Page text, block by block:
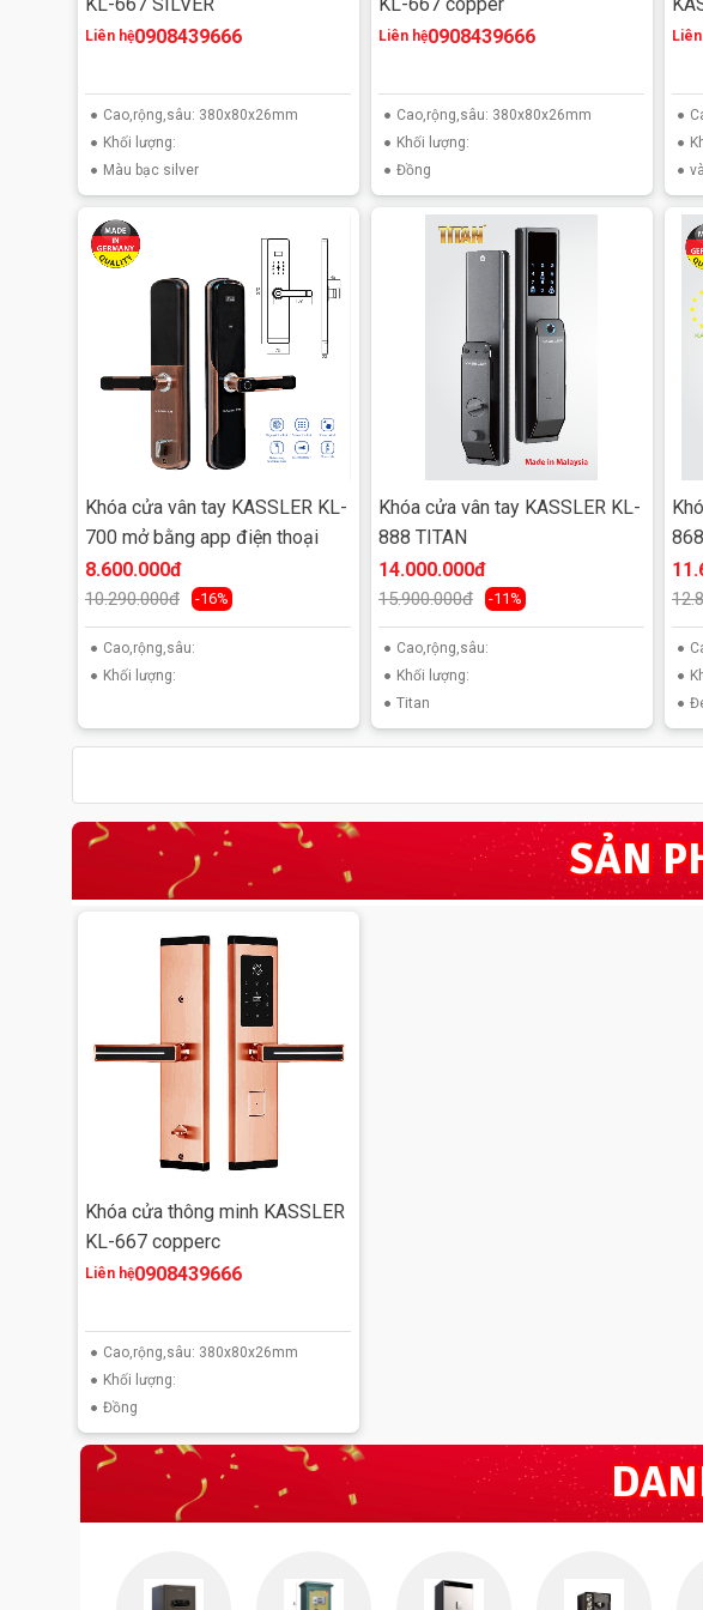
KL-667 SILVER
Liên hệ0908439666
Cao,rộng,sâu: 380x80x26mm
Khối lượng:
Màu bạc silver
KL-667 copper
Liên hệ0908439666
Cao,rộng,sâu: 380x80x26mm
Khối lượng:
Đồng
Khóa cửa vân tay KASSLER KL-
700 mở bằng app điện thoại
8.600.000đ
10.290.000đ -16%
Cao,rộng,sâu:
Khối lượng:
Khóa cửa vân tay KASSLER KL-
888 TITAN
14.000.000đ
15.900.000đ -11%
Cao,rộng,sâu:
Khối lượng:
Titan
SẢN
Khóa cửa thông minh KASSLER
KL-667 copperc
Liên hệ0908439666
Cao,rộng,sâu: 380x80x26mm
Khối lượng:
Đồng